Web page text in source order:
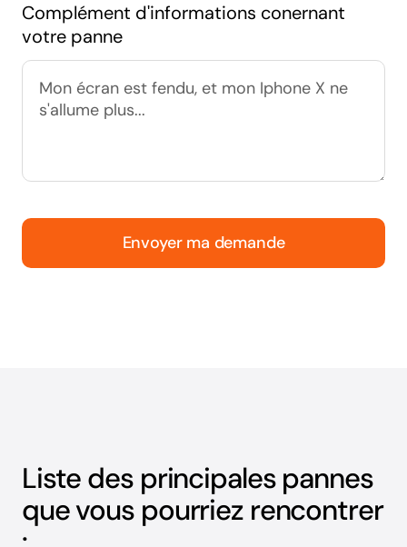
Complément d'informations conernant
votre panne
Envoyer ma demande
Liste des principales pannes
que vous pourriez rencontrer